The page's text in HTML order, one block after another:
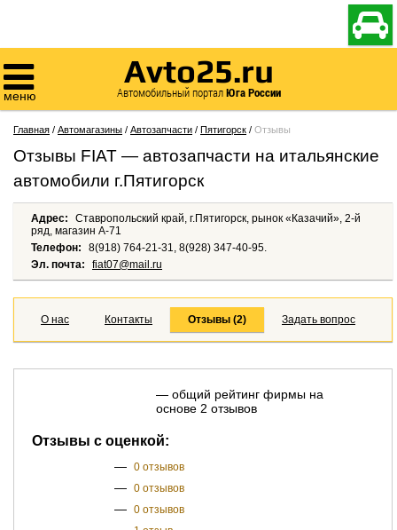


меню
Avto25.ru
Автомобильный порталЮга России
Главная / Автомагазины / Автозапчасти / Пятигорск / Отзывы
Отзывы FIAT — автозапчасти на итальянские
автомобили г.Пятигорск
Адрес:
Ставропольский край, г.Пятигорск, рынок «Казачий», 2-й
ряд, магазин А-71
Телефон:
8(918) 764-21-31, 8(928) 347-40-95.
Эл. почта:
fiat07@mail.ru
О нас Контакты Отзывы (2) Задать вопрос
— общий рейтинг фирмы на
основе 2 отзывов
Отзывы с оценкой:
— 0 отзывов
— 0 отзывов
— 0 отзывов